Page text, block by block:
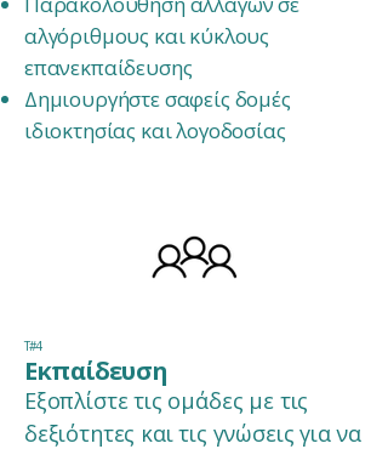
αλγόριθμους και κύκλους
επανεκπαίδευσης
Δημιουργήστε σαφείς δομές
ιδιοκτησίας και λογοδοσίας
Τ#4
Εκπαίδευση
Εξοπλίστε τις ομάδες με τις
δεξιότητες και τις γνώσεις για να